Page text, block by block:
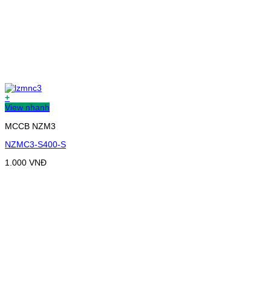
+
View nhanh
MCCB NZM3
NZMC3-S400-S
1.000 VNĐ